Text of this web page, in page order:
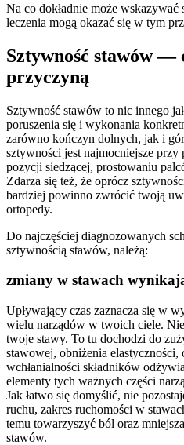
Na co dokładnie może
leczenia mogą okazać się w tym
Sztywność stawów —
przyczyną
Sztywność stawów to nic innego
poruszenia się i wykonania
zarówno kończyn dolnych, jak i
sztywności jest najmocniejsze
pozycji siedzącej, prostowaniu
Zdarza się też, że oprócz
bardziej powinno zwrócić twoją
ortopedy.
Do najczęściej diagnozowanych
sztywnością stawów, należą:
zmiany w stawach
Upływający czas zaznacza się w
wielu narządów w twoich ciele.
twoje stawy. To tu dochodzi do
stawowej, obniżenia elastyczności,
wchłanialności składników
elementy tych ważnych części
Jak łatwo się domyślić, nie
ruchu, zakres ruchomości w
temu towarzyszyć ból oraz
stawów.